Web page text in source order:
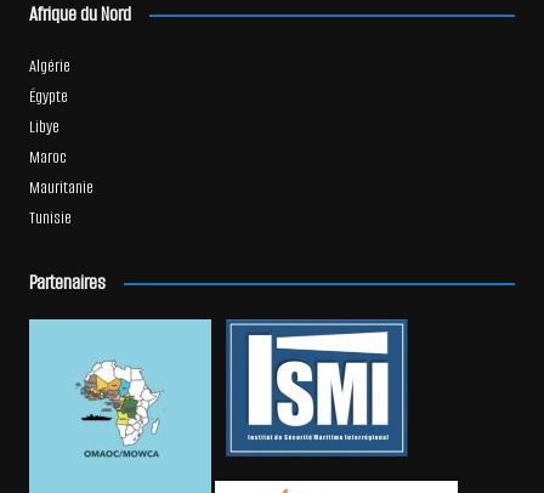
Afrique du Nord
Algérie
Égypte
Libye
Maroc
Mauritanie
Tunisie
Partenaires